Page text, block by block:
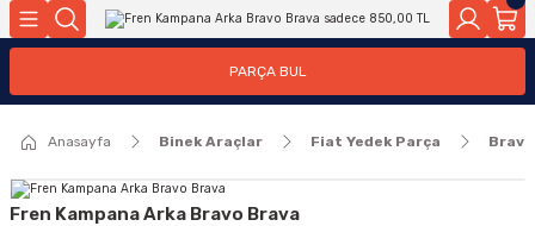
PARÇA BUL
Anasayfa Binek Araçlar Fiat Yedek Parça Brava
Fren Kampana Arka Bravo Brava